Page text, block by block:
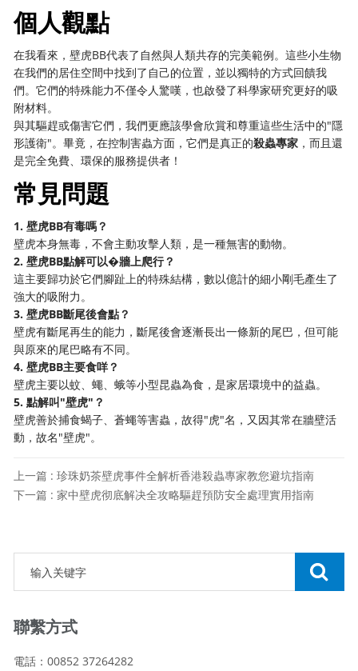
個人觀點
在我看來，壁虎BB代表了自然與人類共存的完美範例。這些小生物
在我們的居住空間中找到了自己的位置，並以獨特的方式回饋我
們。它們的特殊能力不僅令人驚嘆，也啟發了科學家研究更好的吸
附材料。
與其驅趕或傷害它們，我們更應該學會欣賞和尊重這些生活中的"隱
形護衛"。畢竟，在控制害蟲方面，它們是真正的殺蟲專家 ，而且還
是完全免費、環保的服務提供者！
常見問題
1. 壁虎BB有毒嗎？
壁虎本身無毒，不會主動攻擊人類，是一種無害的動物。
2. 壁虎BB點解可以�牆上爬行？
這主要歸功於它們腳趾上的特殊結構，數以億計的細小剛毛產生了
強大的吸附力。
3. 壁虎BB斷尾後會點？
壁虎有斷尾再生的能力，斷尾後會逐漸長出一條新的尾巴，但可能
與原來的尾巴略有不同。
4. 壁虎BB主要食咩？
壁虎主要以蚊、蠅、蛾等小型昆蟲為食，是家居環境中的益蟲。
5. 點解叫"壁虎"？
壁虎善於捕食蝎子、蒼蠅等害蟲，故得"虎"名，又因其常在牆壁活
動，故名"壁虎"。
上一篇 : 珍珠奶茶壁虎事件全解析香港殺蟲專家教您避坑指南
下一篇 : 家中壁虎彻底解决全攻略驅趕預防安全處理實用指南
聯繫方式
電話：00852 37264282